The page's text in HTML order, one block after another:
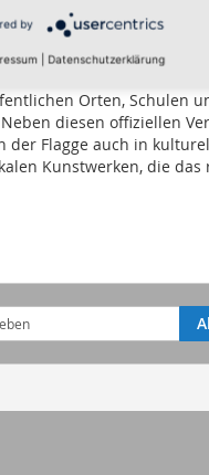
oft bei
der malischen
und
Orten, Schulen
diesen offiziellen
der Flagge auch in
Kunstwerken, die das
by
Datenschutzerklärung